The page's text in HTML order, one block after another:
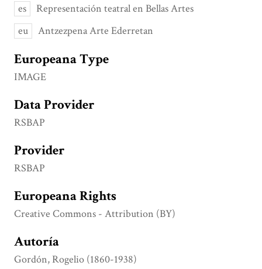
es
Representación teatral en Bellas Artes
eu
Antzezpena Arte Ederretan
Europeana Type
IMAGE
Data Provider
RSBAP
Provider
RSBAP
Europeana Rights
Creative Commons - Attribution (BY)
Autoría
Gordón, Rogelio (1860-1938)